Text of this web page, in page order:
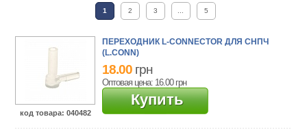
Программатор (1)
Чип (111) Шлейф (7)
1 2 3 5
код товара: 040482
ПЕРЕХОДНИК L-CONNECTOR ДЛЯ СНПЧ
(L.CONN)
18.00 грн
Оптовая цена: 16.00 грн
Купить